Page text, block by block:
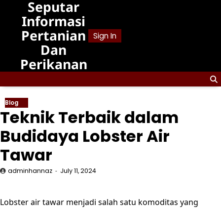
content
Seputar
Informasi
Pertanian
Dan
Perikanan
Sign In
Blog
Teknik Terbaik dalam
Budidaya Lobster Air
Tawar
adminhannaz July 11, 2024
Lobster air tawar menjadi salah satu komoditas yang